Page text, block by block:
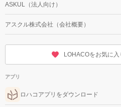
ASKUL（法人向け）
アスクル株式会社（会社概要）
LOHACOをお気に
アプリ
ロハコアプリをダウンロード